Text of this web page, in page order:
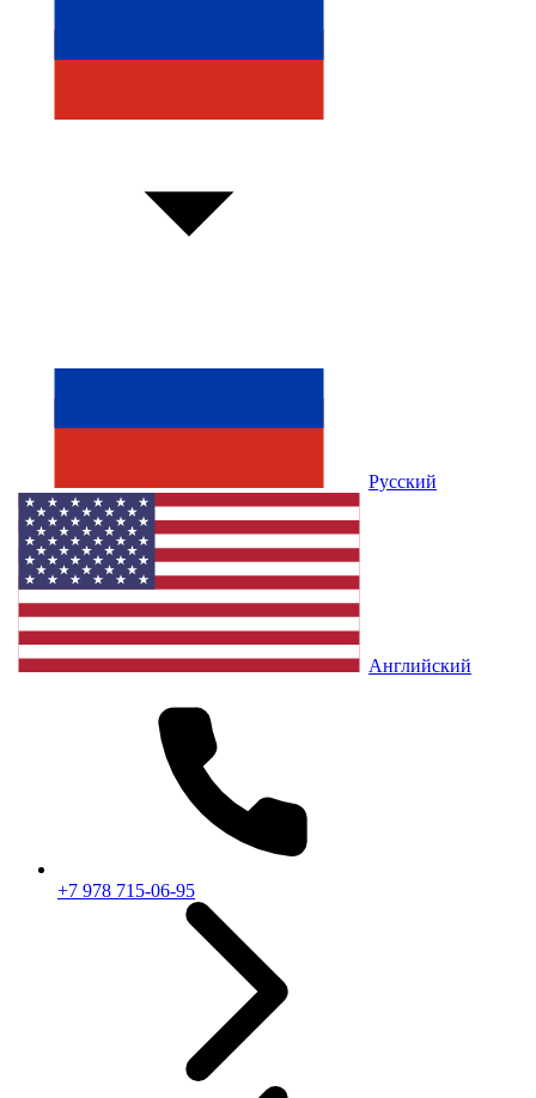
Русский
Английский
+7 978 715-06-95